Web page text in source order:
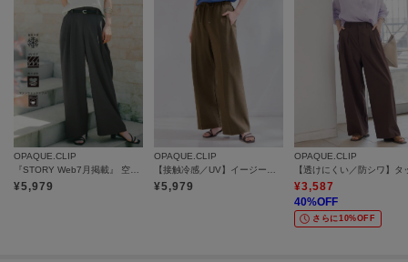
OPAQUE.CLIP
¥5,979
OPAQUE.CLIP
¥5,979
OPAQUE.CLIP
¥3,587
40%OFF
さらに10%OFF